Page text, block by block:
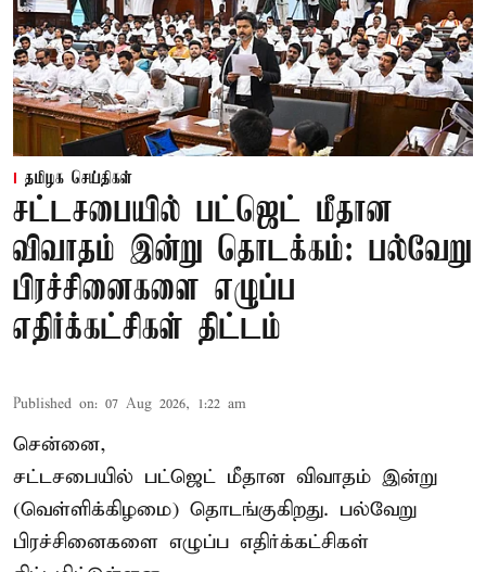
தமிழக செய்திகள்
சட்டசபையில் பட்ஜெட் மீதான
விவாதம் இன்று தொடக்கம்: பல்வேறு
பிரச்சினைகளை எழுப்ப
எதிர்க்கட்சிகள் திட்டம்
Published on: 07 Aug 2026, 1:22 am
சென்னை,
சட்டசபையில் பட்ஜெட் மீதான விவாதம் இன்று
(வெள்ளிக்கிழமை) தொடங்குகிறது. பல்வேறு
பிரச்சினைகளை எழுப்ப எதிர்க்கட்சிகள்